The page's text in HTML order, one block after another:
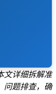
文详细拆解准
问题排查，确